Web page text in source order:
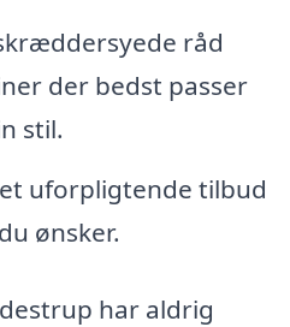
råd
der bedst passer
stil.
uforpligtende tilbud
ønsker.
har aldrig